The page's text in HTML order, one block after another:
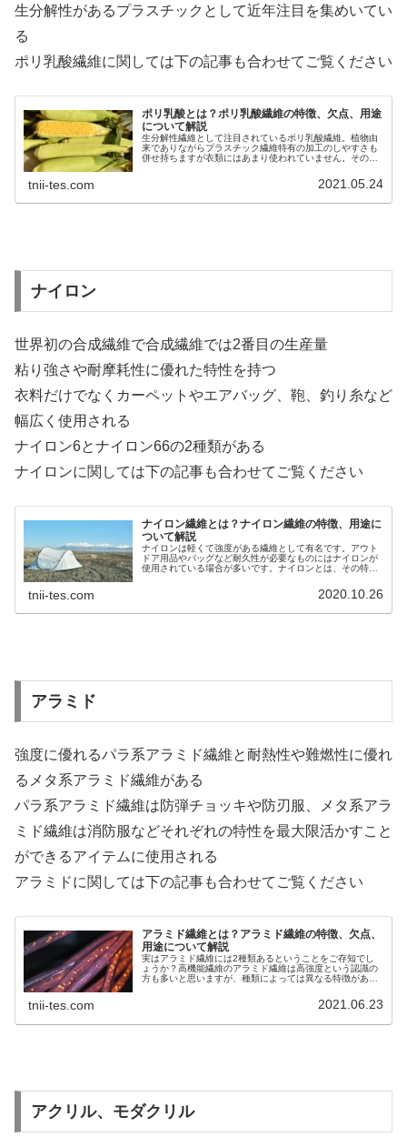
生分解性があるプラスチックとして近年注目を集めいてい
る
ポリ乳酸繊維に関しては下の記事も合わせてご覧ください
ポリ乳酸とは？ポリ乳酸繊維の特徴、欠点、用途
について解説
生分解性繊維として注目されているポリ乳酸繊維。植物由
来でありながらプラスチック繊維特有の加工のしやすさも
併せ持ちますが衣類にはあまり使われていません。その理
tnii-tes.com 2021.05.24
ナイロン
世界初の合成繊維で合成繊維では2番目の生産量
粘り強さや耐摩耗性に優れた特性を持つ
衣料だけでなくカーペットやエアバッグ、鞄、釣り糸など
幅広く使用される
ナイロン6とナイロン66の2種類がある
ナイロンに関しては下の記事も合わせてご覧ください
ナイロン繊維とは？ナイロン繊維の特徴、用途に
ついて解説
ナイロンは軽くて強度がある繊維として有名です。アウト
ドア用品やバッグなど耐久性が必要なものにはナイロンが
使用されている場合が多いです。ナイロンとは、その特
tnii-tes.com 2020.10.26
アラミド
強度に優れるパラ系アラミド繊維と耐熱性や難燃性に優れ
るメタ系アラミド繊維がある
パラ系アラミド繊維は防弾チョッキや防刃服、メタ系アラ
ミド繊維は消防服などそれぞれの特性を最大限活かすこと
ができるアイテムに使用される
アラミドに関しては下の記事も合わせてご覧ください
アラミド繊維とは？アラミド繊維の特徴、欠点、
用途について解説
実はアラミド繊維には2種類あるということをご存知でし
ょうか？高機能繊維のアラミド繊維は高強度という認識の
方も多いと思いますが、種類によっては異なる特徴がある
tnii-tes.com 2021.06.23
アクリル、モダクリル